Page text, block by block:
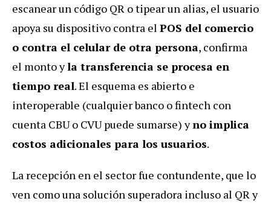
escanear un código QR o tipear un alias, el usuario
apoya su dispositivo contra el POS del comercio
o contra el celular de otra persona, confirma
el monto yla transferencia se procesa en
tiempo real. El esquema es abierto e
interoperable (cualquier banco o fintech con
cuenta CBU o CVU puede sumarse) yno implica
costos adicionales para los usuarios.
La recepción en el sector fue contundente, que lo
ven como una solución superadora incluso al QR y